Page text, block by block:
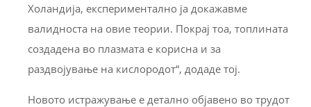
Холандија, експериментално ја докажавме
валидноста на овие теории. Покрај тоа, топлината
создадена во плазмата е корисна и за
раздвојување на кислородот“, додаде тој.
Новото истражување е детално објавено во трудот